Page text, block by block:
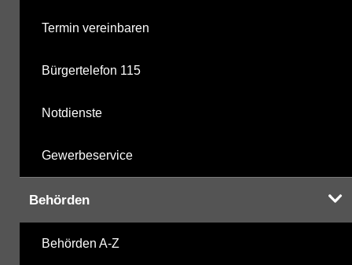
Termin vereinbaren
Bürgertelefon 115
Notdienste
Gewerbeservice
Behörden
Behörden A-Z